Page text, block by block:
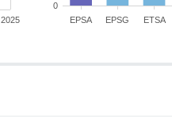
2025 EPSA EPSG ETSA
0